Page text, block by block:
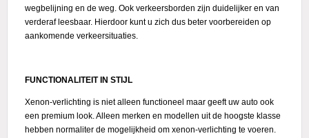
wegbelijning en de weg. Ook verkeersborden zijn duidelijker en van
verderaf leesbaar. Hierdoor kunt u zich dus beter voorbereiden op
aankomende verkeersituaties.
FUNCTIONALITEIT IN STIJL
Xenon-verlichting is niet alleen functioneel maar geeft uw auto ook
een premium look. Alleen merken en modellen uit de hoogste klasse
hebben normaliter de mogelijkheid om xenon-verlichting te voeren.